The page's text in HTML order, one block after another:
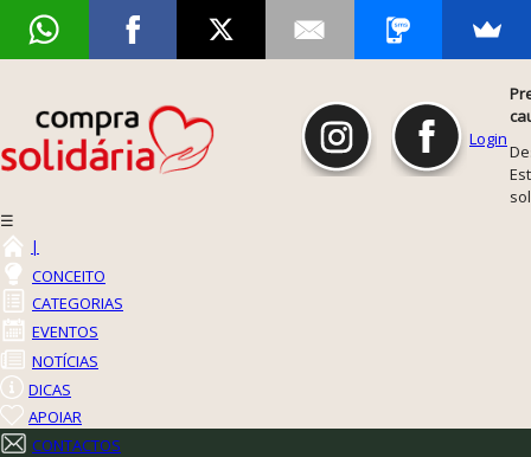
Login
☰
|
CONCEITO
CATEGORIAS
EVENTOS
NOTÍCIAS
DICAS
APOIAR
CONTACTOS